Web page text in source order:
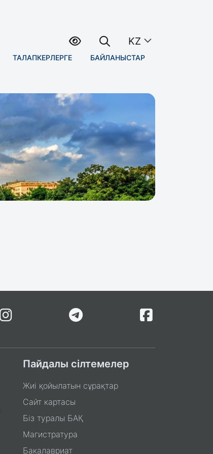
ТАЛАПКЕРЛЕРГЕ БАЙЛАНЫСТАР
KZ
Пайдалы сілтемелер
Жиі қойылатын сұрақтар
Сайт картасы
Біз туралы БАҚ
Магистратура
Бакалавриат